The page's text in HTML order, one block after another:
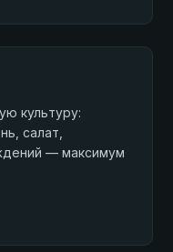
культуру:
салат,
— максимум